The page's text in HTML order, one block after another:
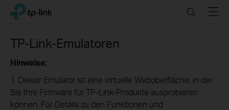
Click
the
navigation
TP-Link, Reliably Smart SearchMenu
TP-Link-Emulatoren
Hinweise:
1. Dieser Emulator ist eine virtuelle Weboberfläche, in der
Sie Ihre Firmware für TP-Link-Produkte ausprobieren
können. Für Details zu den Funktionen und